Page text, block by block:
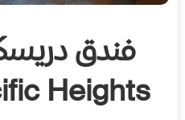
Heights